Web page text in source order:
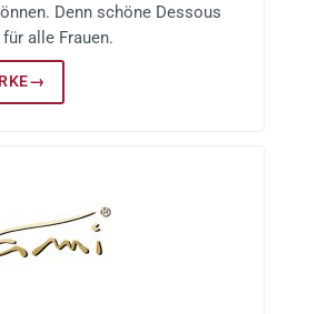
Denn schöne Dessous
alle Frauen.
→